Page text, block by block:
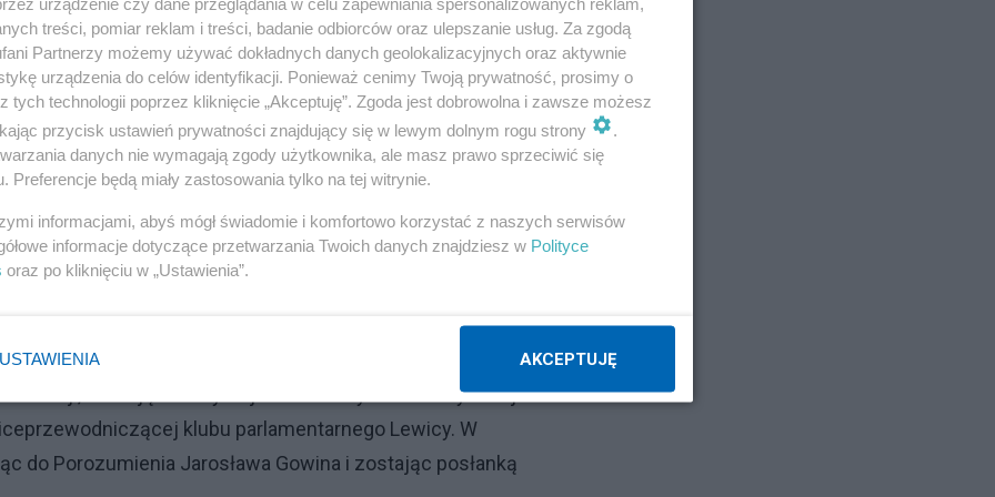
pytany o kwestię możliwego przyjęcia mandatów
nie widzimy możliwości obsadzania tych mandatów
chodzi o te osoby, które na tych listach były wysoko,
co byli tam niżej, to mam nadzieję, że można liczyć
obu politykach PiS, nie wejdzie w skład klubu PiS.
kadencji, startując z listy Sojuszu Lewicy Demokratycznej
klubu parlamentarnego Lewicy. W
do Porozumienia Jarosława Gowina i zostając posłanką
treści, pomiar reklam i treści, badanie odbiorców oraz ulepszanie usług. Za zgodą
Partnerzy możemy używać dokładnych danych geolokalizacyjnych oraz aktywnie
urządzenia do celów identyfikacji. Ponieważ cenimy Twoją prywatność, prosimy o
tych technologii poprzez kliknięcie „Akceptuję”. Zgoda jest dobrowolna i zawsze możesz
przycisk ustawień prywatności znajdujący się w lewym dolnym rogu strony
.
danych nie wymagają zgody użytkownika, ale masz prawo sprzeciwić się
Preferencje będą miały zastosowania tylko na tej witrynie.
informacjami, abyś mógł świadomie i komfortowo korzystać z naszych serwisów
informacje dotyczące przetwarzania Twoich danych znajdziesz w Polityce
oraz po kliknięciu w „Ustawienia”.
USTAWIENIA AKCEPTUJĘ